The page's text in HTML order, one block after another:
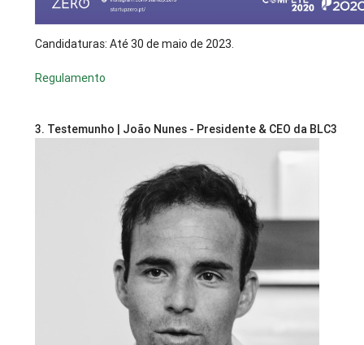
Candidaturas: Até 30 de maio de 2023.
Regulamento
3. Testemunho | João Nunes - Presidente & CEO da BLC3